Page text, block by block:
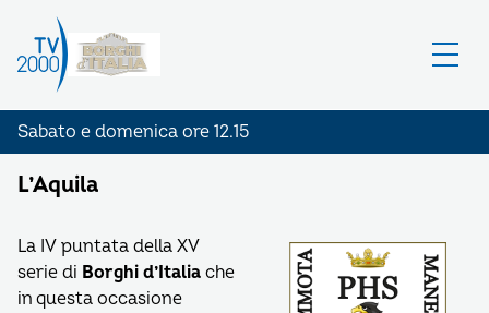
Sabato e domenica ore 12.15
L’Aquila
La IV puntata della XV
serie di Borghi d’Italia che
in questa occasione